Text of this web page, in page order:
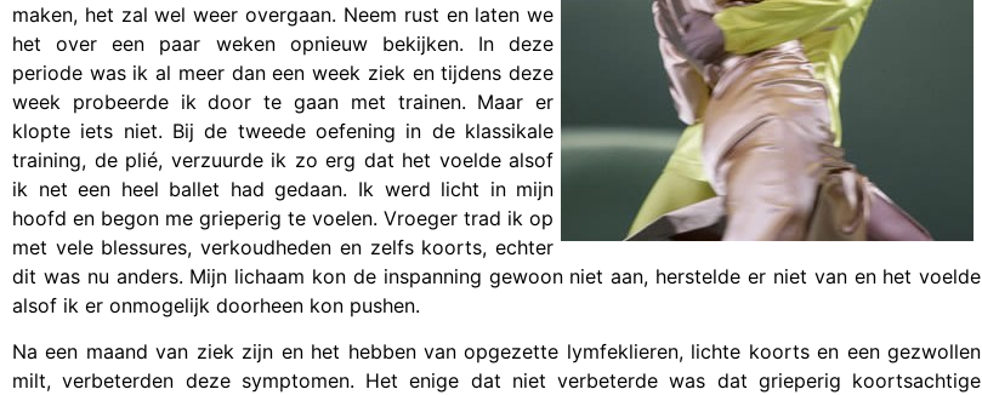
maken, het zal wel weer overgaan. Neem rust en laten we
het over een paar weken opnieuw bekijken. In deze
periode was ik al meer dan een week ziek en tijdens deze
week probeerde ik door te gaan met trainen. Maar er
klopte iets niet. Bij de tweede oefening in de klassikale
training, de plié, verzuurde ik zo erg dat het voelde alsof
ik net een heel ballet had gedaan. Ik werd licht in mijn
hoofd en begon me grieperig te voelen. Vroeger trad ik op
met vele blessures, verkoudheden en zelfs koorts, echter
dit was nu anders. Mijn lichaam kon de inspanning gewoon niet aan, herstelde er niet van en het voelde
alsof ik er onmogelijk doorheen kon pushen.
Na een maand van ziek zijn en het hebben van opgezette lymfeklieren, lichte koorts en een gezwollen
milt, verbeterden deze symptomen. Het enige dat niet verbeterde was dat grieperig koortsachtige